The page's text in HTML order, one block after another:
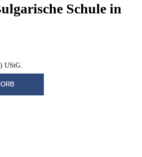
Schule in
UStG.